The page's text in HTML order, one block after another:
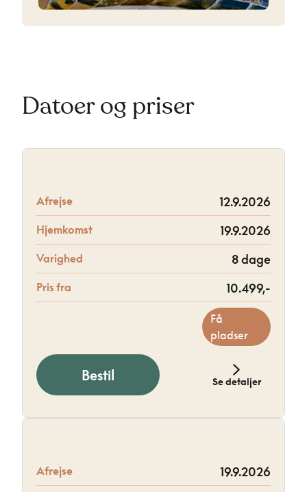
Datoer og priser
Afrejse 12.9.2026
Hjemkomst 19.9.2026
Varighed 8 dage
Pris fra 10.499,-
Få
pladser
Bestil Se detaljer
Afrejse 19.9.2026